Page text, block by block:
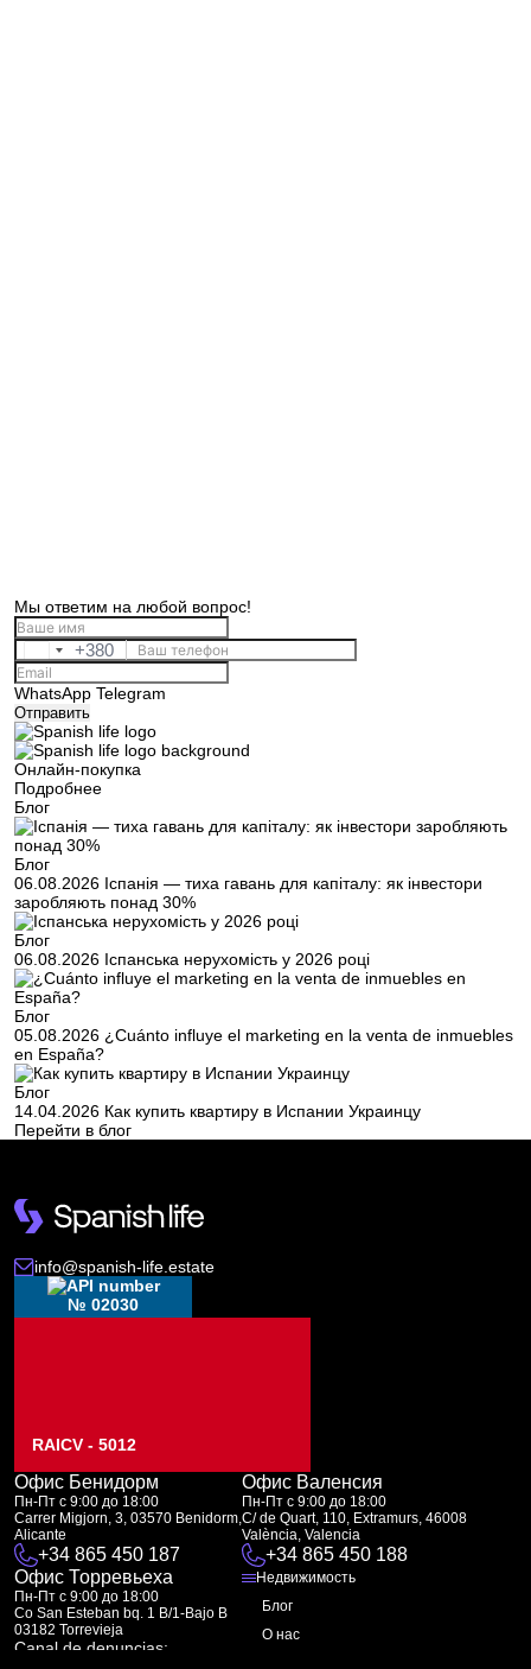
Мы ответим на любой вопрос!
Ukraine
+380
+380
WhatsApp Telegram
Отправить
Онлайн-покупка
Подробнее
Блог
Блог
06.08.2026 Іспанія — тиха гавань для капіталу: як інвестори
заробляють понад 30%
Блог
06.08.2026 Іспанська нерухомість у 2026 році
Блог
05.08.2026 ¿Cuánto influye el marketing en la venta de inmuebles
en España?
Блог
14.04.2026 Как купить квартиру в Испании Украинцу
Перейти в блог
info@spanish-life.estate
№ 02030
RAICV - 5012
Офис Бенидорм
Пн-Пт с 9:00 до 18:00
Carrer Migjorn, 3, 03570 Benidorm,
Alicante
+34 865 450 187
Офис Валенсия
Пн-Пт с 9:00 до 18:00
C/ de Quart, 110, Extramurs, 46008
València, Valencia
+34 865 450 188
Офис Торревьеха
Пн-Пт с 9:00 до 18:00
Co San Esteban bq. 1 B/1-Bajo B
03182 Torrevieja
Canal de denuncias:
Недвижимость
Блог
О нас